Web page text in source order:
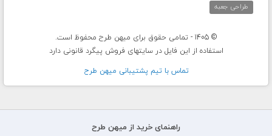
طراحی جعبه
© 1405 - تمامی حقوق برای میهن طرح محفوظ است.
استفاده از این فایل در سایتهای فروش پیگرد قانونی دارد
تماس با تيم پشتيبانی ميهن طرح
راهنمای خرید از میهن طرح